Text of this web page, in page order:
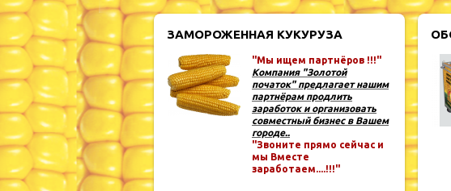
ЗАМОРОЖЕННАЯ КУКУРУЗА
"Мы ищем партнёров !!!"
Компания "Золотой
початок" предлагает нашим
партнёрам продлить
заработок и организовать
совместный бизнес в Вашем
городе..
"Звоните прямо сейчас и
мы Вместе
заработаем....!!!"